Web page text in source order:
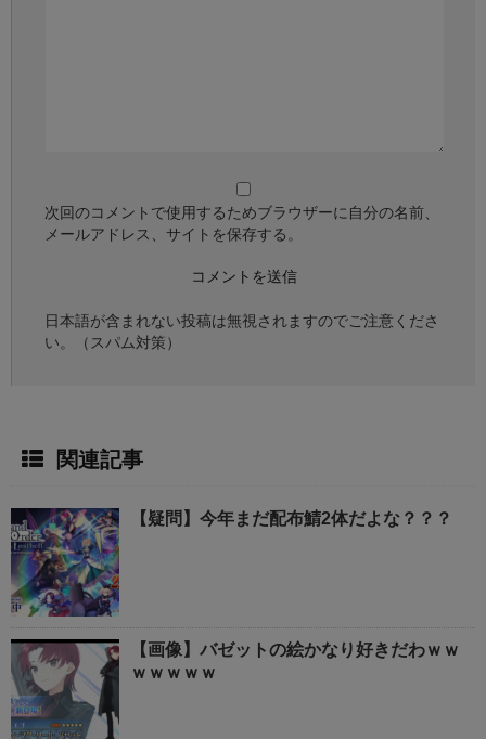
次回のコメントで使用するためブラウザーに自分の名前、
メールアドレス、サイトを保存する。
日本語が含まれない投稿は無視されますのでご注意くださ
い。（スパム対策）
関連記事
【疑問】今年まだ配布鯖2体だよな？？？
【画像】バゼットの絵かなり好きだわｗｗ
ｗｗｗｗｗ